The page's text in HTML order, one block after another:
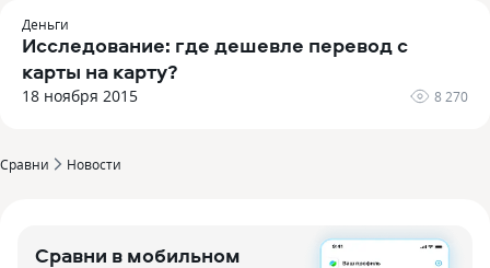
Деньги
Исследование: где дешевле перевод с
карты на карту?
18 ноября 2015 8 270
Сравни Новости
Сравни в мобильном